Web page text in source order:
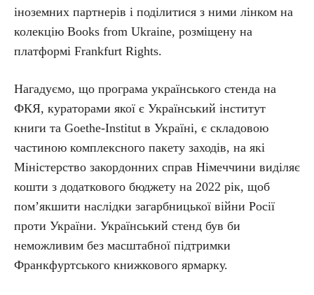
іноземних партнерів і поділитися з ними лінком на
колекцію Books from Ukraine, розміщену на
платформі Frankfurt Rights.
Нагадуємо, що програма українського стенда на
ФКЯ, кураторами якої є Український інститут
книги та Goethe-Institut в Україні, є складовою
частиною комплексного пакету заходів, на які
Міністерство закордонних справ Німеччини виділяє
кошти з додаткового бюджету на 2022 рік, щоб
пом’якшити наслідки загарбницької війни Росії
проти України. Український стенд був би
неможливим без масштабної підтримки
Франкфуртського книжкового ярмарку.